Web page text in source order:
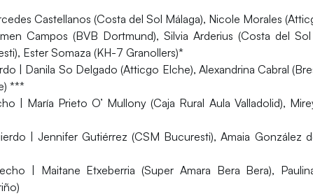
Castellanos (Costa del Sol Málaga), Nicole Morales
Campos (BVB Dortmund), Silvia Arderius (Costa del
Ester Somaza (KH-7 Granollers)*
|
Danila So Delgado (Atticgo Elche), Alexandrina Cabral
***
|
María Prieto O’ Mullony (Caja Rural Aula Valladolid),
|
Jennifer Gutiérrez (CSM Bucuresti), Amaia González
| Maitane Etxeberria (Super Amara Bera Bera),